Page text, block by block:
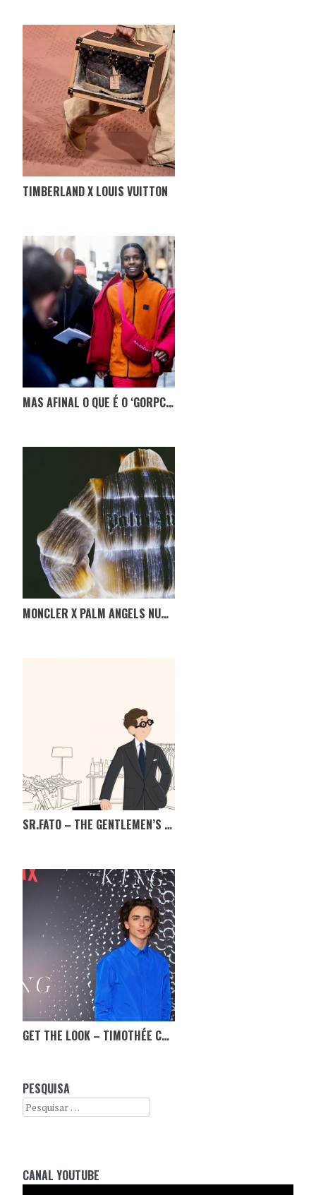
TIMBERLAND X LOUIS VUITTON
MAS AFINAL O QUE É O ‘GORPCORE’?
MONCLER X PALM ANGELS NUM CASACO QUE ILUMINA O FUTURO
SR.FATO – THE GENTLEMEN’S MARKET, TÊM MESMO DE IR!
GET THE LOOK – TIMOTHÉE CHALAMET
PESQUISA
Search
CANAL YOUTUBE